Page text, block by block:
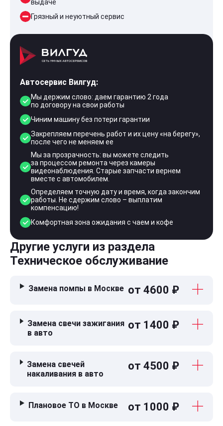
выдаче
Грязный и неуютный сервис
Автосервис Вилгуд:
Мы держим слово: даем гарантию 2 года
по договору на свои работы
Чиним машину без потери гарантии
Закрепляем перечень работ и их цену «на берегу»,
после чего не меняем ее
Мы за прозрачность: вы можете следить
за процессом ремонта через камеры
видеонаблюдения. Старые запчасти вернем
вместе с автомобилем.
Определяем точную дату и время, когда закончим
работы. Не сдержим слово – выплатим
компенсацию!
Комфортная зона ожидания с чаем и кофе
Другие услуги из раздела
Техническое обслуживание
Замена помпы в Москве от 4600 ₽
Замена свечи зажигания
в авто
от 1400 ₽
Замена свечей
накаливания в авто
от 4500 ₽
Плановое ТО в Москве от 1000 ₽